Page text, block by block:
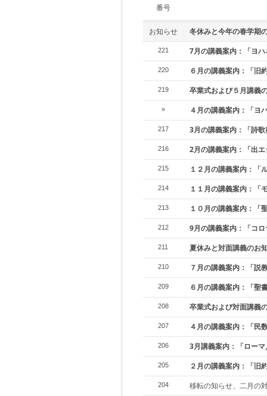
番号
お知らせ 冬休みと今年の春学期
221 7月の講義案内：「ヨ
220 ６月の講義案内：「旧
219 卒業式および５月講義
» ４月の講義案内：「ヨ
217 3月の講義案内：「詩
216 2月の講義案内：「出
215 １２月の講義案内：「
214 １１月の講義案内：「
213 １０月の講義案内：「
212 9月の講義案内：「コ
211 夏休みと対面講義のお
210 ７月の講義案内：「説
209 ６月の講義案内：「聖
208 卒業式および対面講義
207 ４月の講義案内：「民
206 3月講義案内：「ロー
205 ２月の講義案内：「旧
204 移転の知らせ、二月の